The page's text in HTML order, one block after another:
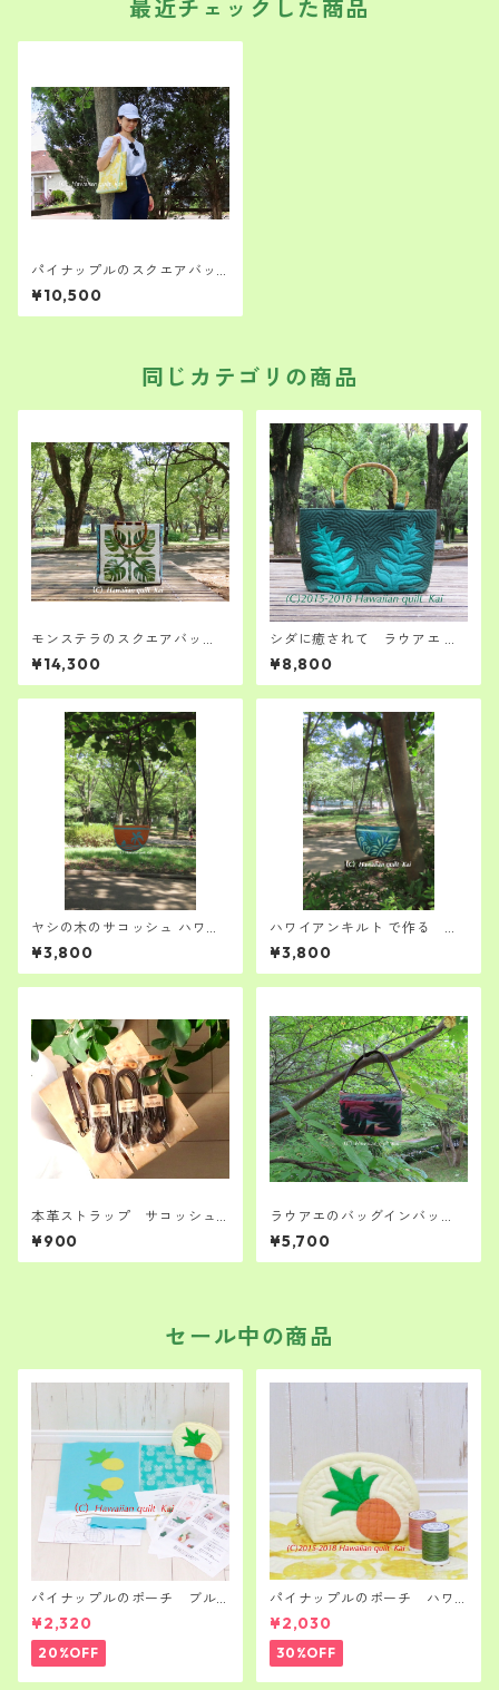
最近チェックした商品
パイナップルのスクエアバッ
グ オシャレに持ちたい
¥10,500
同じカテゴリの商品
モンステラのスクエアバッ
グ ハワイアンキルトキッ
ト 中級者さん向け
¥14,300
シダに癒されて ラウアエ の
トートバッグ ハワイアンキ
ルト キット 中級者さん向
け
¥8,800
ヤシの木のサコッシュ ハワイ
アンキルト Kaiオリジナルキッ
ト
¥3,800
ハワイアンキルト で作る ア
マウの サコッシュ Kaiオリジ
ナルキット
¥3,800
本革ストラップ サコッシュ
のキットご購入者様専用
¥900
ラウアエのバッグインバッ
グ 夕暮れのシダ ハワイア
ンキルト キット 中級者さん
向け
¥5,700
セール中の商品
パイナップルのポーチ ブル
ー ハワイアンキルト キッ
ト 初心者さん～
¥2,320
20%OFF
パイナップルのポーチ ハワ
イアンキルト キット 初級者
さん～
¥2,030
30%OFF